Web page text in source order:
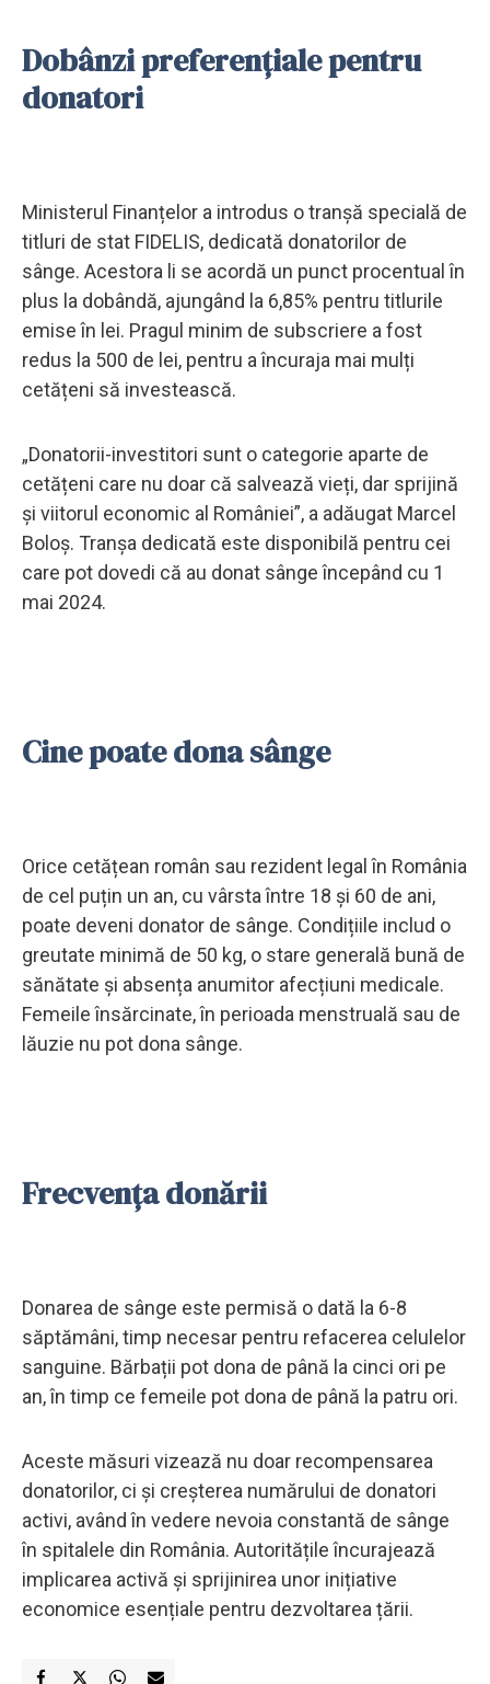
Dobânzi preferențiale pentru
donatori
Ministerul Finanțelor a introdus o tranșă specială de
titluri de stat FIDELIS, dedicată donatorilor de
sânge. Acestora li se acordă un punct procentual în
plus la dobândă, ajungând la 6,85% pentru titlurile
emise în lei. Pragul minim de subscriere a fost
redus la 500 de lei, pentru a încuraja mai mulți
cetățeni să investească.
„Donatorii-investitori sunt o categorie aparte de
cetățeni care nu doar că salvează vieți, dar sprijină
și viitorul economic al României”, a adăugat Marcel
Boloș. Tranșa dedicată este disponibilă pentru cei
care pot dovedi că au donat sânge începând cu 1
mai 2024.
Cine poate dona sânge
Orice cetățean român sau rezident legal în România
de cel puțin un an, cu vârsta între 18 și 60 de ani,
poate deveni donator de sânge. Condițiile includ o
greutate minimă de 50 kg, o stare generală bună de
sănătate și absența anumitor afecțiuni medicale.
Femeile însărcinate, în perioada menstruală sau de
lăuzie nu pot dona sânge.
Frecvența donării
Donarea de sânge este permisă o dată la 6-8
săptămâni, timp necesar pentru refacerea celulelor
sanguine. Bărbații pot dona de până la cinci ori pe
an, în timp ce femeile pot dona de până la patru ori.
Aceste măsuri vizează nu doar recompensarea
donatorilor, ci și creșterea numărului de donatori
activi, având în vedere nevoia constantă de sânge
în spitalele din România. Autoritățile încurajează
implicarea activă și sprijinirea unor inițiative
economice esențiale pentru dezvoltarea țării.